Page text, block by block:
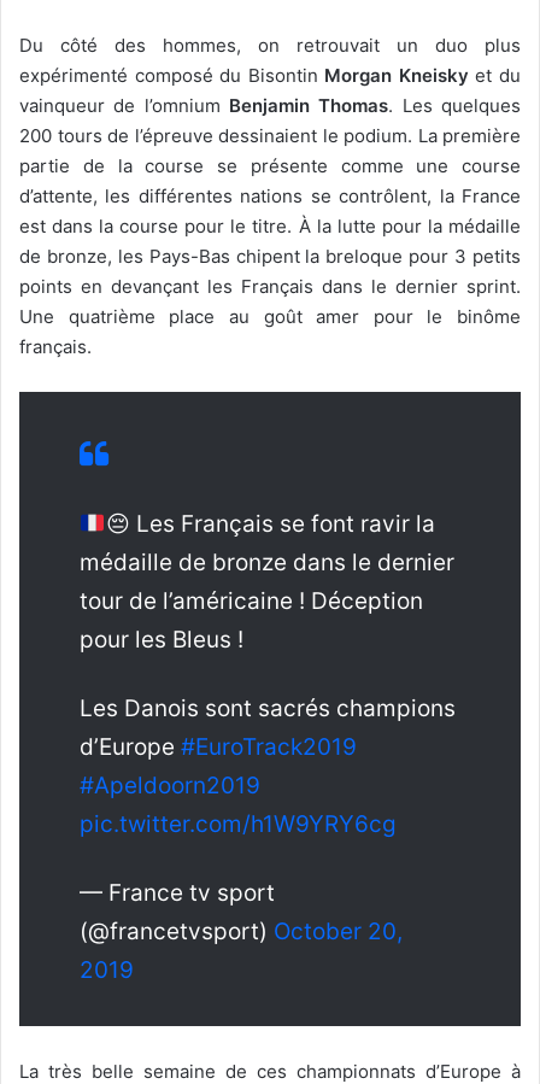
Du côté des hommes, on retrouvait un duo plus
expérimenté composé du Bisontin Morgan Kneisky et du
vainqueur de l’omnium Benjamin Thomas. Les quelques
200 tours de l’épreuve dessinaient le podium. La première
partie de la course se présente comme une course
d’attente, les différentes nations se contrôlent, la France
est dans la course pour le titre. À la lutte pour la médaille
de bronze, les Pays-Bas chipent la breloque pour 3 petits
points en devançant les Français dans le dernier sprint.
Une quatrième place au goût amer pour le binôme
français.
😔 Les Français se font ravir la
médaille de bronze dans le dernier
tour de l’américaine ! Déception
pour les Bleus !
Les Danois sont sacrés champions
d’Europe #EuroTrack2019
#Apeldoorn2019
pic.twitter.com/h1W9YRY6cg
— France tv sport
(@francetvsport) October 20,
2019
La très belle semaine de ces championnats d’Europe à